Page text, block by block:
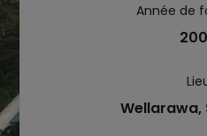
Année de
Wellarawa,